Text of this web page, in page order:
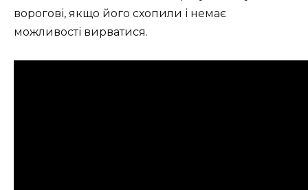
ворогові, якщо його схопили і немає
можливості вирватися.